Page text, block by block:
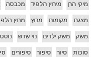
מיקי הרן מירוץ הלפיד מכבסה
מצגת מקומות מרוץ מרוץ
משק משק ילדים נוי שדש
סוכות סיור סיפור סיפורים